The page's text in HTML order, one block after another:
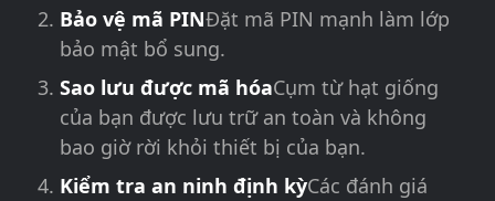
Bảo vệ mã PINĐặt mã PIN mạnh làm lớp
bảo mật bổ sung.
Sao lưu được mã hóaCụm từ hạt giống
của bạn được lưu trữ an toàn và không
bao giờ rời khỏi thiết bị của bạn.
Kiểm tra an ninh định kỳCác đánh giá